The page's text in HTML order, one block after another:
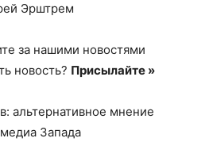
Эрштрем
за нашими новостями
новость? Присылайте »
альтернативное мнение
Запада